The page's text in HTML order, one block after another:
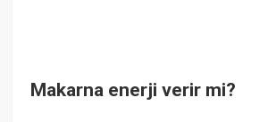
Makarna enerji verir mi?